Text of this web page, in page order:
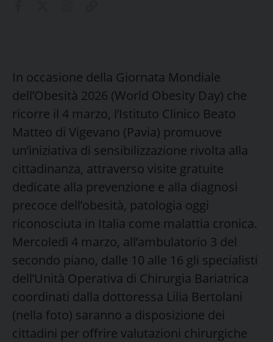
In occasione della Giornata Mondiale
dell’Obesità 2026 (World Obesity Day) che
ricorre il 4 marzo, l’Istituto Clinico Beato
Matteo di Vigevano (Pavia) promuove
un’iniziativa di sensibilizzazione rivolta alla
cittadinanza, attraverso visite gratuite
dedicate alla prevenzione e alla diagnosi
precoce dell’obesità, patologia oggi
riconosciuta in Italia come malattia cronica.
Mercoledì 4 marzo, all’ambulatorio 3 del
secondo piano, dalle 10 alle 16 gli specialisti
dell’Unità Operativa di Chirurgia Bariatrica
coordinati dalla dottoressa Lilia Bertolani
(nella foto) saranno a disposizione dei
cittadini per offrire valutazioni chirurgiche